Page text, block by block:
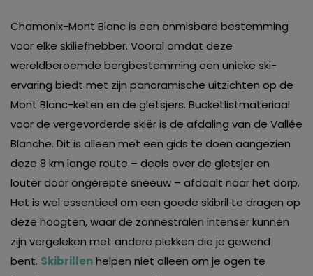
Chamonix-Mont Blanc is een onmisbare bestemming
voor elke skiliefhebber. Vooral omdat deze
wereldberoemde bergbestemming een unieke ski-
ervaring biedt met zijn panoramische uitzichten op de
Mont Blanc-keten en de gletsjers. Bucketlistmateriaal
voor de vergevorderde skiër is de afdaling van de Vallée
Blanche. Dit is alleen met een gids te doen aangezien
deze 8 km lange route – deels over de gletsjer en
louter door ongerepte sneeuw – afdaalt naar het dorp.
Het is wel essentieel om een goede skibril te dragen op
deze hoogten, waar de zonnestralen intenser kunnen
zijn vergeleken met andere plekken die je gewend
bent. Skibrillenhelpen niet alleen om je ogen te